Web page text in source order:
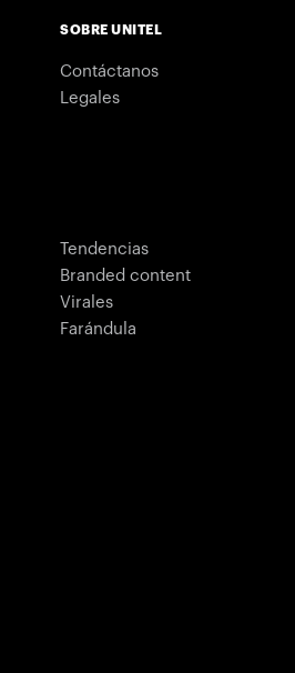
SOBRE UNITEL
Contáctanos
Legales
Tendencias
Branded content
Virales
Farándula